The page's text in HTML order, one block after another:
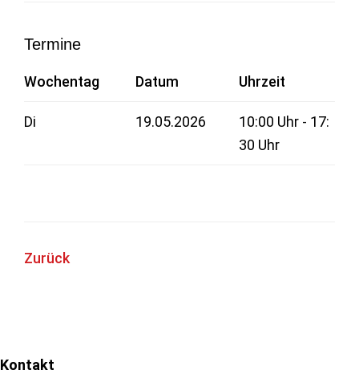
Termine
Wochentag Datum Uhrzeit
Di 19.05.2026
10:00 Uhr - 17:
30 Uhr
Zurück
Kontakt